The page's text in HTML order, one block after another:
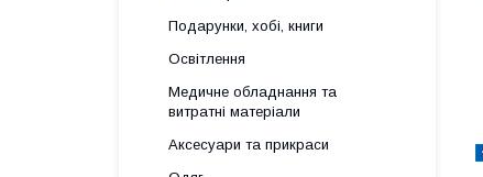
Подарунки, хобі, книги
Освітлення
Медичне обладнання та
витратні матеріали
Аксесуари та прикраси